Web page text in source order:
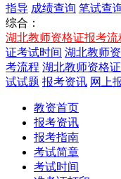
指导 成绩查询 笔试查
综合：
湖北教师资格证报考流
证考试时间 湖北教师
考流程 湖北教师资格
试试题 报考资讯 网上
教资首页
报考资讯
报考指南
考试简章
考试时间